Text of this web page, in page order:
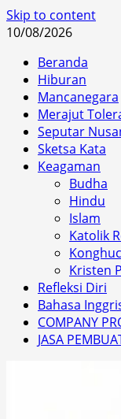
Skip to content
10/08/2026
Beranda
Hiburan
Mancanegara
Merajut
Seputar
Sketsa Kata
Keagaman
Budha
Hindu
Islam
Katolik
Kristen
Refleksi Diri
Bahasa
COMPANY
JASA